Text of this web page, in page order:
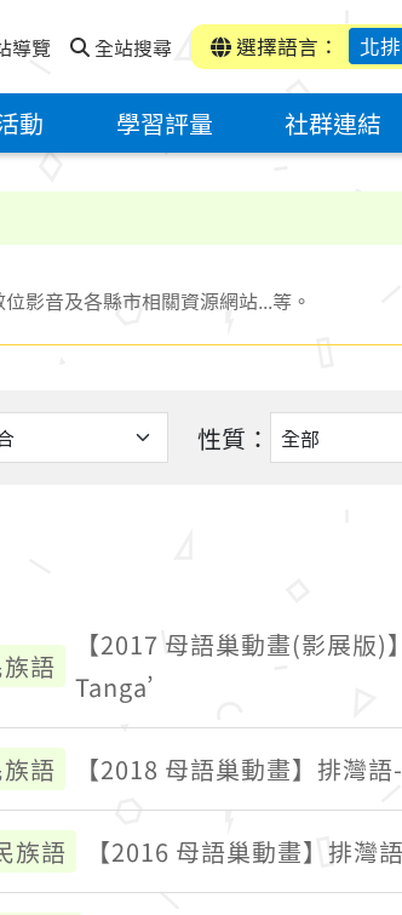
導覽 全站搜尋 選擇語言： 北
動 學習評量 社群連結
影音及各縣市相關資源網站...等。
性質：
語
【2017 母語巢動畫(影展版)
Tanga’
語 【2018 母語巢動畫】排灣
族語 【2016 母語巢動畫】排灣